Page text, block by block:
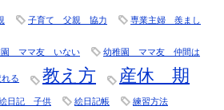
子育て 父親 協力 専業主婦 羨まし
園 ママ友 いない 幼稚園 ママ友 仲間は
る 教え方
産休 期
日記 子供 絵日記帳 練習方法